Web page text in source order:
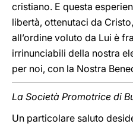
cristiano. E questa
libertà, ottenutaci da
all’ordine voluto da Lui è
irrinunciabili della nostra
per noi, con la Nostra
La Società Promotrice di
Un particolare saluto